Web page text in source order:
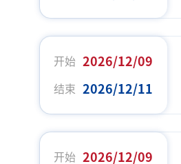
开始 2026/12/09
结束 2026/12/11
开始 2026/12/09